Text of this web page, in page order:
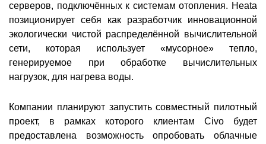
серверов, подключённых к системам отопления. Heata
позиционирует себя как разработчик инновационной
экологически чистой распределённой вычислительной
сети, которая использует «мусорное» тепло,
генерируемое при обработке вычислительных
нагрузок, для нагрева воды.
Компании планируют запустить совместный пилотный
проект, в рамках которого клиентам Civo будет
предоставлена возможность опробовать облачные